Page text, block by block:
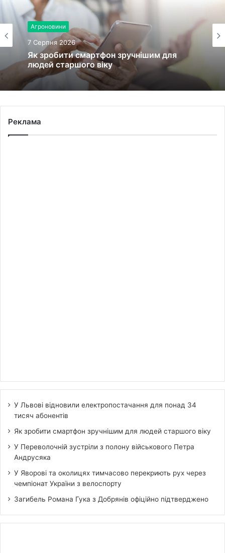
Агроновини
7 Серпня 2026
Як зробити смартфон зручнішим для
людей старшого віку
Війна, військо
7 Серпня 2026
військового Петра Андрусяка
Реклама
У Львові відновили електропостачання для понад 34
тисяч абонентів
Як зробити смартфон зручнішим для людей старшого віку
У Переволочній зустріли з полону військового Петра
Андрусяка
У Яворові та околицях тимчасово перекриють рух через
чемпіонат України з велоспорту
Загибель Романа Гука з Добрянів офіційно підтверджено